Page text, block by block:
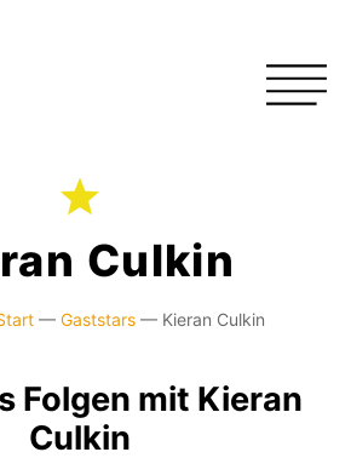
Culkin
— Gaststars— Kieran Culkin
Folgen mit Kieran
Culkin